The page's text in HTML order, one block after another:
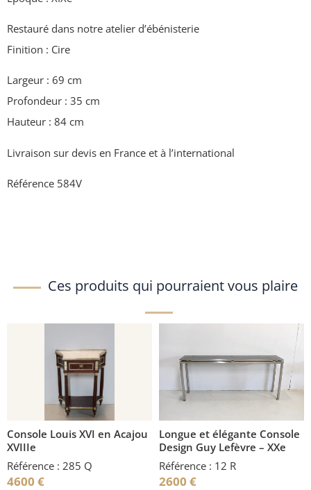
Restauré dans notre atelier d’ébénisterie
Finition : Cire
Largeur : 69 cm
Profondeur : 35 cm
Hauteur : 84 cm
Livraison sur devis en France et à l’international
Référence 584V
Ces produits qui pourraient vous plaire
Console Louis XVI en Acajou
XVIIIe
Référence : 285 Q
4600 €
Longue et élégante Console
Design Guy Lefèvre – XXe
Référence : 12 R
2600 €